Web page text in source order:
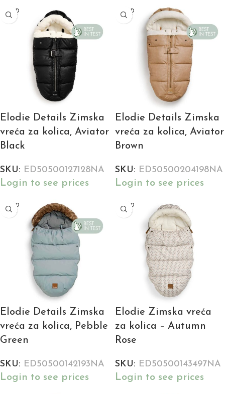
SOLD
OUT
Elodie Details Zimska
vreća za kolica, Aviator
Black
SKU: ED50500127128NA
Login to see prices
SOLD
OUT
Elodie Details Zimska
vreća za kolica, Aviator
Brown
SKU: ED50500204198NA
Login to see prices
SOLD
OUT
Elodie Details Zimska
vreća za kolica, Pebble
Green
SKU: ED50500142193NA
Login to see prices
SOLD
OUT
Elodie Zimska vreća
za kolica – Autumn
Rose
SKU: ED50500143497NA
Login to see prices